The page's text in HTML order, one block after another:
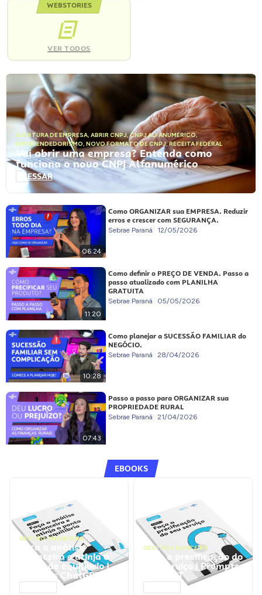
WEBSTORIES
VER TODOS
ABERTURA DE EMPRESA, ABRIR CNPJ,CNPJ ALFANUMÉRICO,
EMPREENDEDORISMO, NOVO FORMATO DE CNPJ,RECEITA FEDERAL
Vai abrir uma empresa? Entenda como
funciona o novo CNPJ Alfanumérico
ACESSAR
06:24
Como ORGANIZAR sua EMPRESA. Reduzir
erros e crescer com SEGURANÇA.
Sebrae Paraná 12/05/2026
11:20
Como definir o PREÇO DE VENDA. Passo a
passo atualizado com PLANILHA
GRATUITA
Sebrae Paraná 05/05/2026
10:28
Como planejar a SUCESSÃO FAMILIAR do
NEGÓCIO.
Sebrae Paraná 28/04/2026
07:43
Passo a passo para ORGANIZAR sua
PROPRIEDADE RURAL
Sebrae Paraná 21/04/2026
EBOOKS
GESTÃO FINANCEIRA
Faça a análise
financeira e atinja o
ponto de equilíbrio |
Prompts ChatGPT
GESTÃO FINANCEIRA
Faça a precificação do
seu serviço | Prompts
ChatGPT